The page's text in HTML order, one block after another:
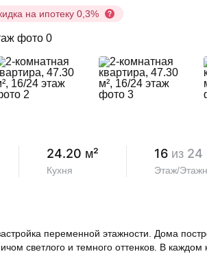
на ипотеку 0,3%
24.20 м²
Кухня
16 из 24
Этаж/
переменной этажности. Дома
светлого и темного оттенков. В